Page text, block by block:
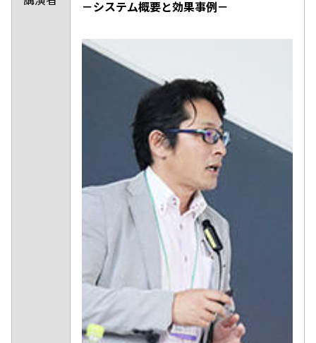
－システム概要と効果事例－